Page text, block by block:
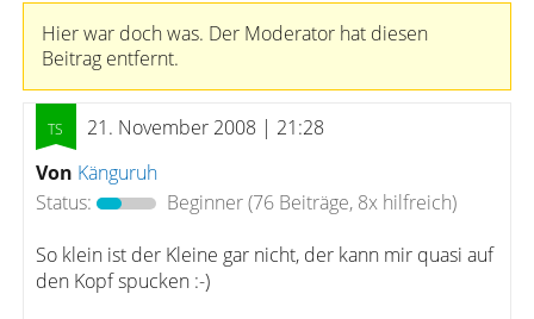
Hier war doch was. Der Moderator hat diesen
Beitrag entfernt.
21. November 2008 | 21:28
Von Känguruh
Status:
Beginner(76 Beiträge, 8x hilfreich)
So klein ist der Kleine gar nicht, der kann mir quasi auf
den Kopf spucken :-)